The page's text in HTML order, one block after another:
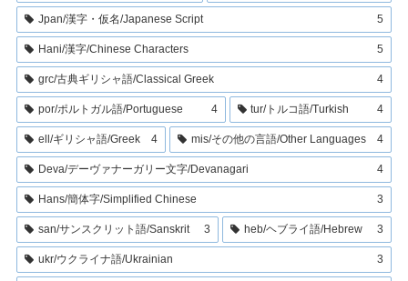
Jpan/漢字・仮名/Japanese Script 5
Hani/漢字/Chinese Characters 5
grc/古典ギリシャ語/Classical Greek 4
por/ポルトガル語/Portuguese 4 tur/トルコ語/Turkish 4
ell/ギリシャ語/Greek 4 mis/その他の言語/Other Languages 4
Deva/デーヴァナーガリー文字/Devanagari 4
Hans/簡体字/Simplified Chinese 3
san/サンスクリット語/Sanskrit 3 heb/ヘブライ語/Hebrew 3
ukr/ウクライナ語/Ukrainian 3